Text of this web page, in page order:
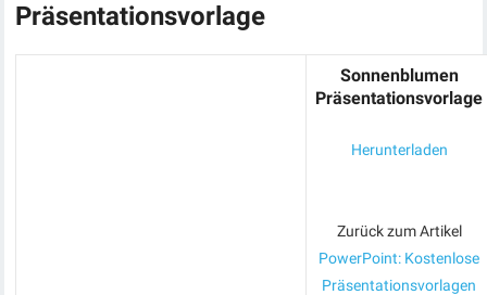
Präsentationsvorlage
Sonnenblumen
Präsentationsvorlage
Herunterladen
Zurück zum Artikel
PowerPoint: Kostenlose
Präsentationsvorlagen